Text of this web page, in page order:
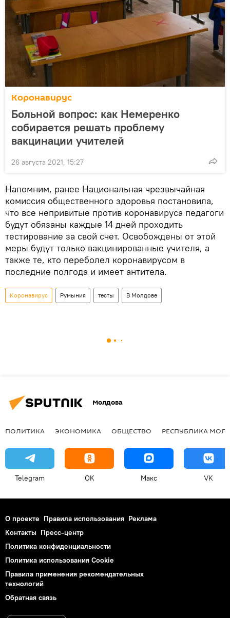
Коронавирус
Больной вопрос: как Немеренко
собирается решать проблему
вакцинации учителей
26 августа 2021, 15:27
Напомним, ранее Национальная чрезвычайная
комиссия общественного здоровья постановила,
что все непривитые против коронавируса педагоги
будут обязаны каждые 14 дней проходить
тестирование за свой счет. Освобождены от этой
меры будут только вакцинированные учителя, а
также те, кто переболел коронавирусом в
последние полгода и имеет антитела.
Коронавирус Румыния тесты В Молдове
Молдова
ПОЛИТИКА ЭКОНОМИКА ОБЩЕСТВО РЕСПУБЛИКА
Telegram OK Макс VK
О проекте Правила использования Реклама
Контакты Пресс-центр
Политика конфиденциальности
Политика использования Cookie
Правила применения рекомендательных
технологий
Обратная связь